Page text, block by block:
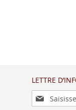
LETTRE
Inscription
à